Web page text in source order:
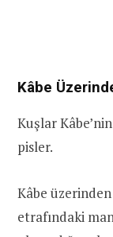
Kâbe
Kuşlar
pisler.
Kâbe üzerinden
etrafındaki